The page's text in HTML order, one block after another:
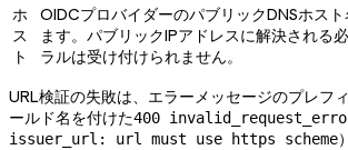
ホ
ス
ト
OIDCプロバイダーのパブリックDNSホス
ます。パブリックIPアドレスに解決される
ラルは受け付けられません。
URL検証の失敗は、エラーメッセージのプレフ
ールド名を付けた400
issuer_url: url must use https scheme